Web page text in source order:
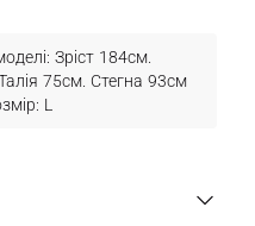
Зріст 184см.
75см. Стегна 93см
L